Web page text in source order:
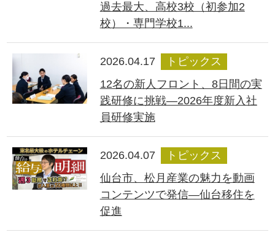
過去最大、高校3校（初参加2
校）・専門学校1...
2026.04.17
トピックス
12名の新人フロント、8日間の実
践研修に挑戦―2026年度新入社
員研修実施
2026.04.07
トピックス
仙台市、松月産業の魅力を動画
コンテンツで発信―仙台移住を
促進